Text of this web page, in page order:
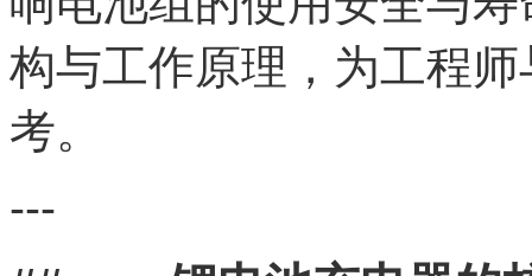
构与工作原理，为工程
考。
---